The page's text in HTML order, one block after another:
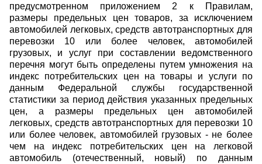
предусмотренном приложением 2 к Правилам,
размеры предельных цен товаров, за исключением
автомобилей легковых, средств автотранспортных для
перевозки 10 или более человек, автомобилей
грузовых, и услуг при составлении ведомственного
перечня могут быть определены путем умножения на
индекс потребительских цен на товары и услуги по
данным Федеральной службы государственной
статистики за период действия указанных предельных
цен, а размеры предельных цен автомобилей
легковых, средств автотранспортных для перевозки 10
или более человек, автомобилей грузовых - не более
чем на индекс потребительских цен на легковой
автомобиль (отечественный, новый) по данным